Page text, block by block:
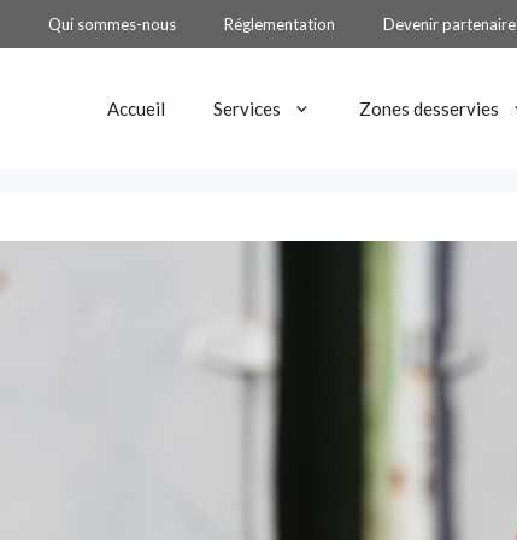
Qui sommes-nous Réglementation Devenir partenaire
Accueil Services Zones desservies